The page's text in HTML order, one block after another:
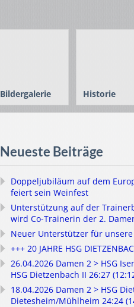
Bildergalerie Historie
Neueste Beiträge
Doppeljubiläum auf dem
feiert sein Weinfest
Unterstützung auf der
wird Co-Trainerin der 2.
Neuer Unterstützer für
+++ 20 JAHRE HSG
26.04.2026 Damen 2 > HSG
HSG Dietzenbach II 26:27
18.04.2026 Damen 2 > HSG
Dietesheim/Mühlheim 24:24